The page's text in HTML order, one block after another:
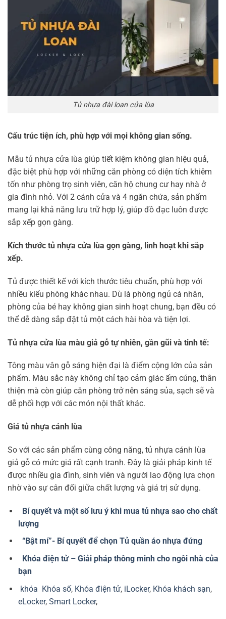
Tủ nhựa đài loan cửa lùa
Cấu trúc tiện ích, phù hợp với mọi không gian sống.
Mẫu tủ nhựa cửa lùa giúp tiết kiệm không gian hiệu quả,
đặc biệt phù hợp với những căn phòng có diện tích khiêm
tốn như phòng trọ sinh viên, căn hộ chung cư hay nhà ở
gia đình nhỏ. Với 2 cánh cửa và 4 ngăn chứa, sản phẩm
mang lại khả năng lưu trữ hợp lý, giúp đồ đạc luôn được
sắp xếp gọn gàng.
Kích thước tủ nhựa cửa lùa gọn gàng, linh hoạt khi sắp
xếp.
Tủ được thiết kế với kích thước tiêu chuẩn, phù hợp với
nhiều kiểu phòng khác nhau. Dù là phòng ngủ cá nhân,
phòng của bé hay không gian sinh hoạt chung, bạn đều có
thể dễ dàng sắp đặt tủ một cách hài hòa và tiện lợi.
Tủ nhựa cửa lùa màu giả gỗ tự nhiên, gần gũi và tinh tế:
Tông màu vân gỗ sáng hiện đại là điểm cộng lớn của sản
phẩm. Màu sắc này không chỉ tạo cảm giác ấm cúng, thân
thiện mà còn giúp căn phòng trở nên sáng sủa, sạch sẽ và
dễ phối hợp với các món nội thất khác.
Giá tủ nhựa cánh lùa
So với các sản phẩm cùng công năng, tủ nhựa cánh lùa
giả gỗ có mức giá rất cạnh tranh. Đây là giải pháp kinh tế
được nhiều gia đình, sinh viên và người lao động lựa chọn
nhờ vào sự cân đối giữa chất lượng và giá trị sử dụng.
Bí quyết và một số lưu ý khi mua tủ nhựa sao cho chất
lượng
“Bật mí”- Bí quyết để chọn Tủ quần áo nhựa đứng
Khóa điện tử – Giải pháp thông minh cho ngôi nhà của
bạn
khóa Khóa số, Khóa điện tử, iLocker, Khóa khách sạn,
eLocker, Smart Locker,